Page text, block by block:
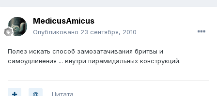
MedicusAmicus
Опубликовано 23 сентября, 2010
Полез искать способ замозатачивания бритвы и
самоудлинения ... внутри пирамидальных конструкций.
Цитата